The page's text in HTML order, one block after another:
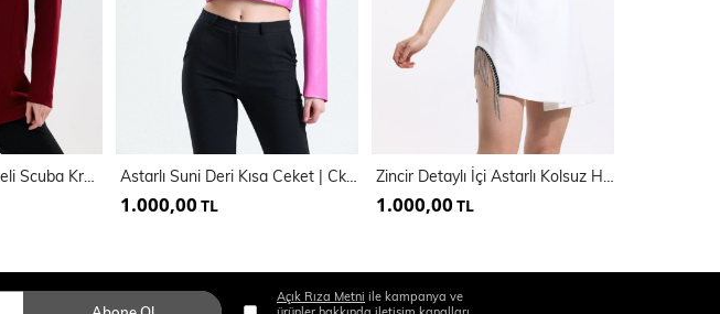
Vizon Astarlı Düğmeli Scuba Krep Ceket | Ckt35446 Astarlı Suni Deri Kısa Ceket | Ckt34324
1.000,00 TL
Zincir Detaylı İçi Astarlı Kolsuz Hürrem Ceket | Ckt34314
1.000,00 TL
Açık Rıza Metni ile kampanya ve